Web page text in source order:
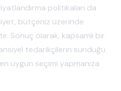
politikaları da
bütçeniz üzerinde
Sonuç olarak, kapsamlı bir
tedarikçilerin sunduğu
uygun seçimi yapmanıza